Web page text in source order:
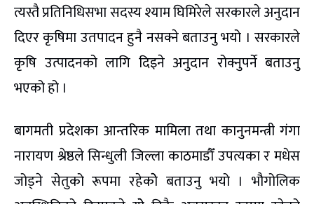
त्यस्तै प्रतिनिधिसभा सदस्य श्याम घिमिरेले सरकारले अनुदान
दिएर कृषिमा उतपादन हुनै नसक्ने बताउनु भयो । सरकारले
कृषि उत्पादनको लागि दिइने अनुदान रोक्नुपर्ने बताउनु
भएको हो ।
बागमती प्रदेशका आन्तरिक मामिला तथा कानुनमन्त्री गंगा
नारायण श्रेष्ठले सिन्धुली जिल्ला काठमाडौँ उपत्यका र मधेस
जोड्ने सेतुको रूपमा रहेकोे बताउनु भयो । भौगोलिक